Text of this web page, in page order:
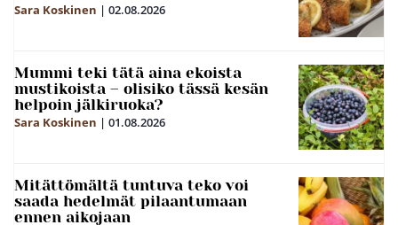
Sara Koskinen | 02.08.2026
Mummi teki tätä aina ekoista
mustikoista – olisiko tässä kesän
helpoin jälkiruoka?
Sara Koskinen | 01.08.2026
Mitättömältä tuntuva teko voi
saada hedelmät pilaantumaan
ennen aikojaan